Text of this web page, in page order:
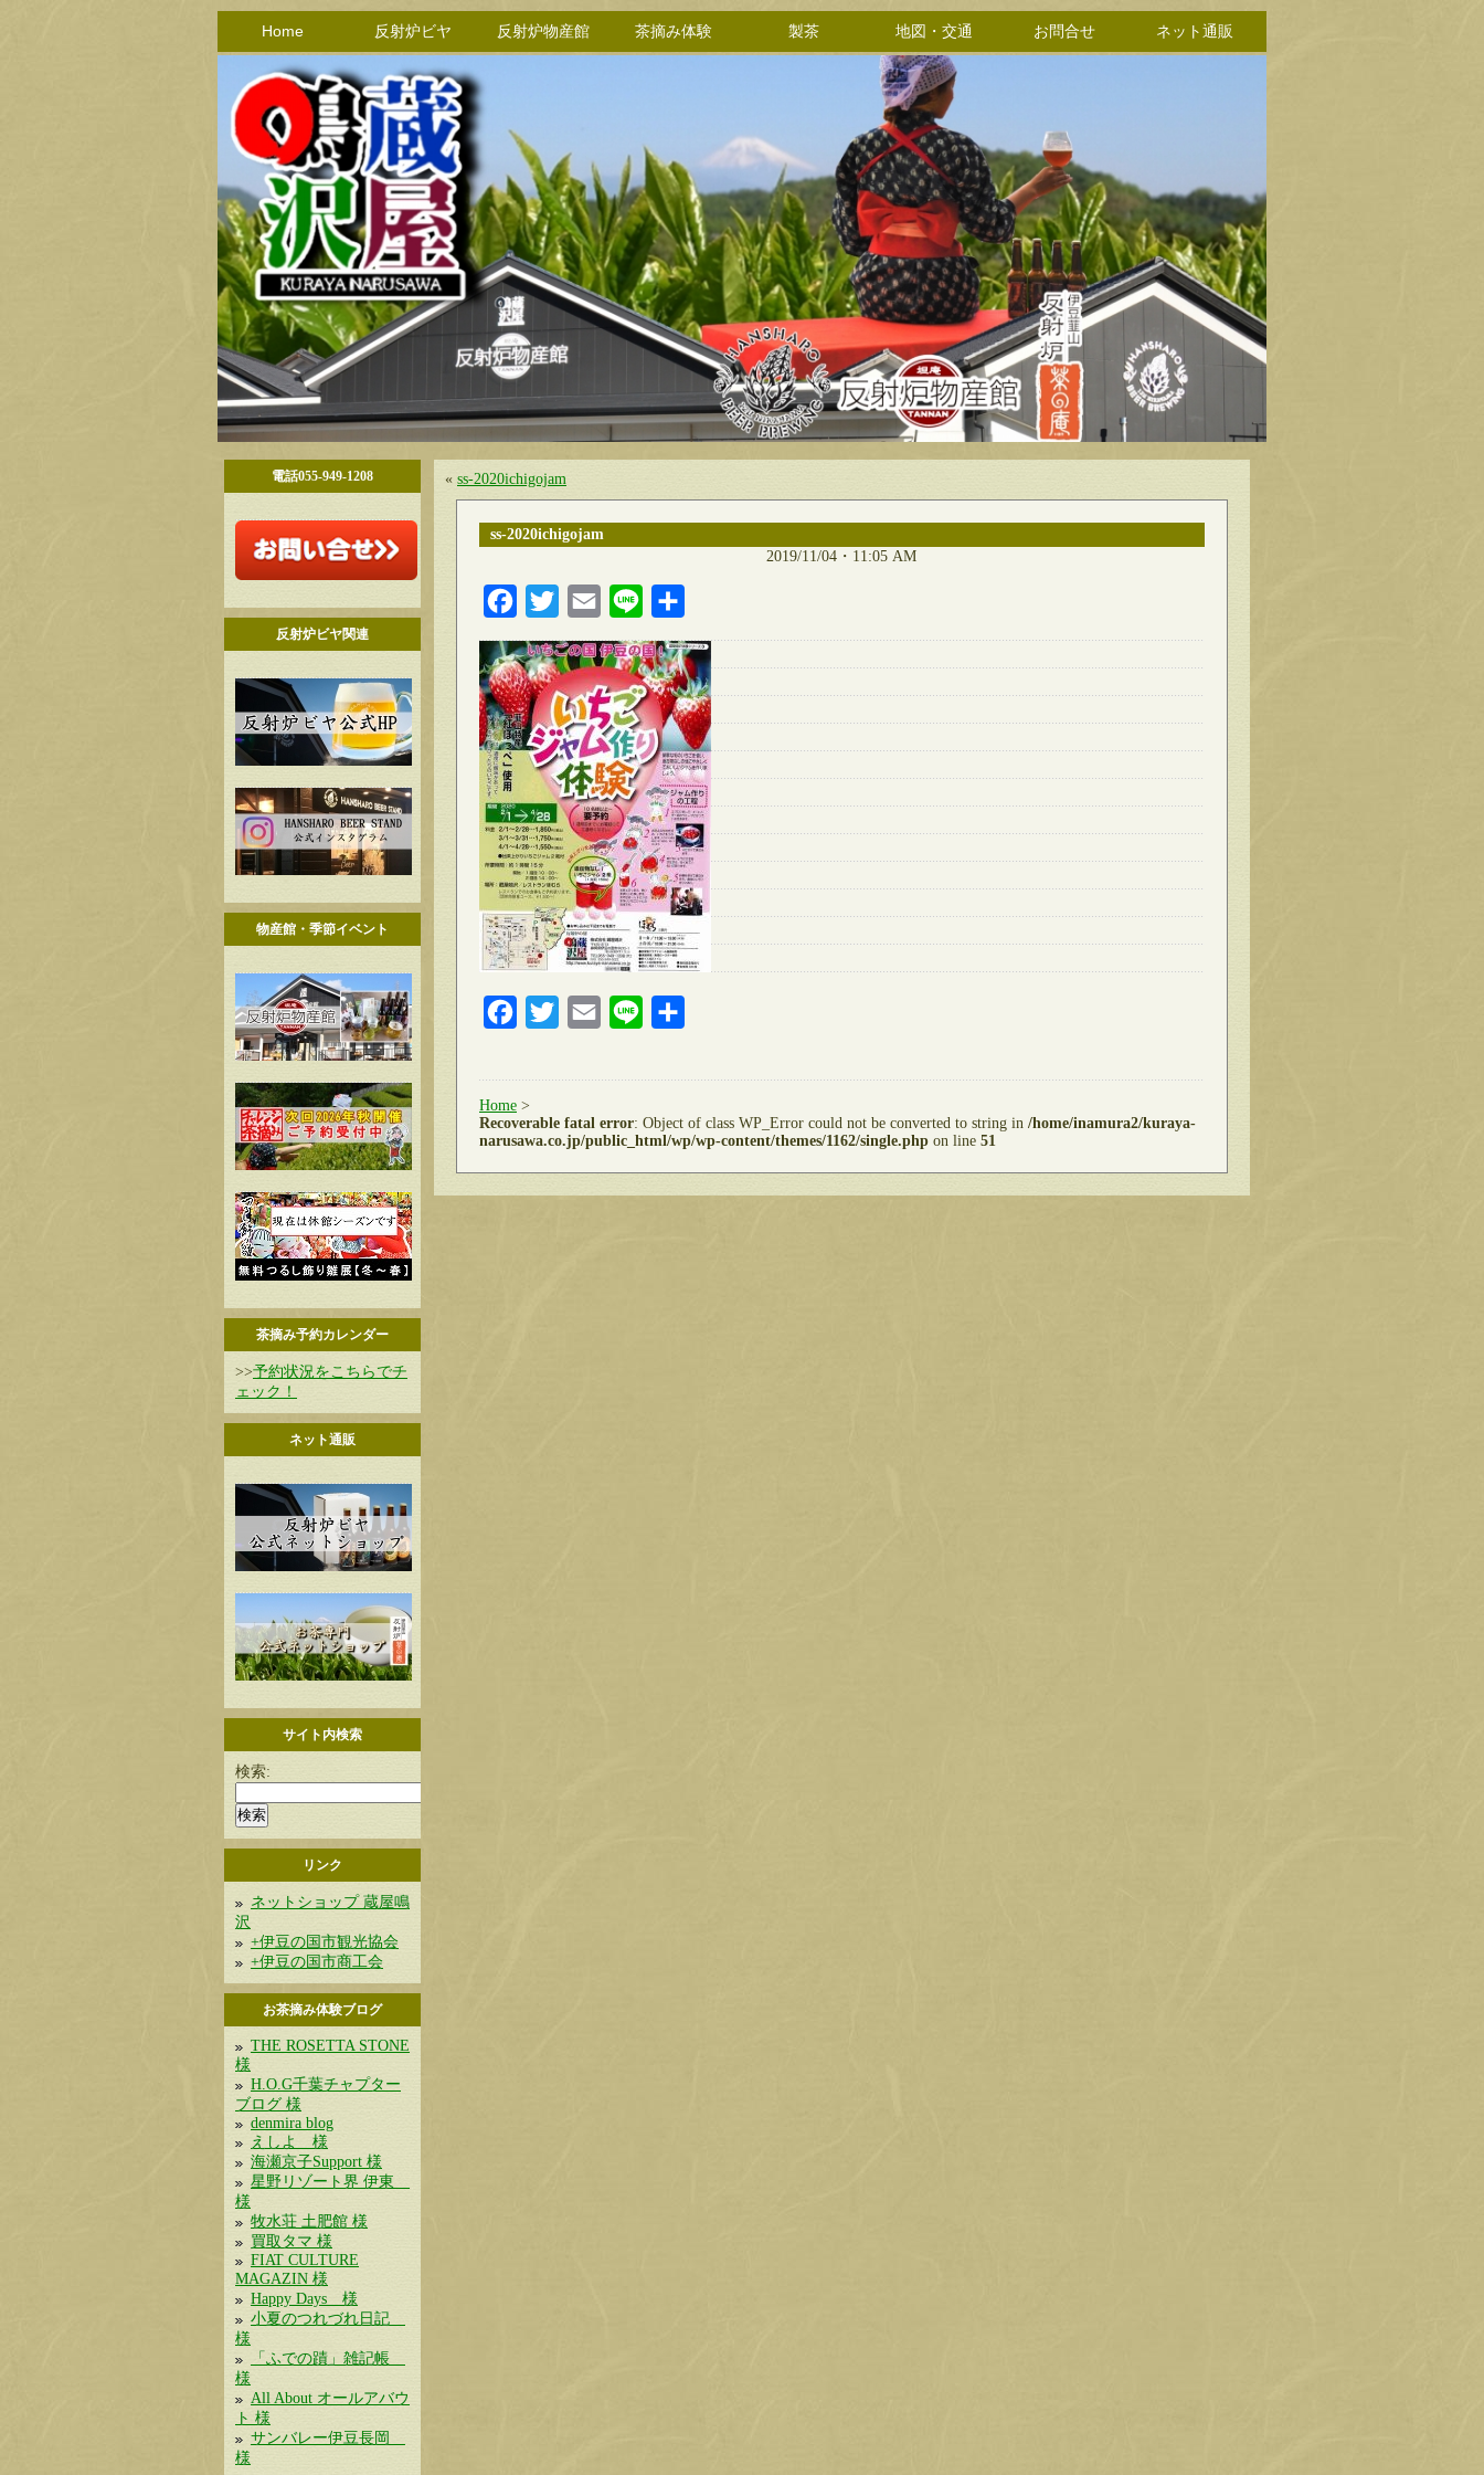
Home 反射炉ビヤ 反射炉物産館 茶摘み体験 製茶 地図・交通 お問合せ ネット通販
電話055-949-1208
反射炉ビヤ関連
物産館・季節イベント
茶摘み予約カレンダー
>>予約状況をこちらでチ
ェック！
ネット通販
サイト内検索
検索:
リンク
ネットショップ 蔵屋鳴
沢
+伊豆の国市観光協会
+伊豆の国市商工会
お茶摘み体験ブログ
THE ROSETTA STONE
様
H.O.G千葉チャプター
ブログ 様
denmira blog
えしよ 様
海瀬京子Support 様
星野リゾート界 伊東
様
牧水荘 土肥館 様
買取タマ 様
FIAT CULTURE
MAGAZIN 様
Happy Days 様
小夏のつれづれ日記
様
「ふでの蹟」雑記帳
様
All About オールアバウ
ト 様
サンバレー伊豆長岡
様
« ss-2020ichigojam
ss-2020ichigojam
2019/11/04・11:05 AM
FacebookTwitter Email Line
FacebookTwitter Email Line
Home >
Recoverable fatal error: Object of class WP_Error could not be converted to string in /home/inamura2/kuraya-
narusawa.co.jp/public_html/wp/wp-content/themes/1162/single.php on line 51